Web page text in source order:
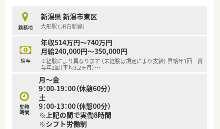
地域のニーズに合わせた薬局機能を積極的に強化し続けている
優良法人です。
【勤務実態について】
■新潟県内に100店舗以上のネットワークがある強みを活かし、
ヘルプ体制が整っているため急な休みや有給休暇も相談しやす
い環境です。
■産休や育休の取得実績が100％であることに加え、復帰後には
3歳まで利用可能な育児短時間勤務制度があり子育てとの両立を
支援します。
■特定の店舗への業務偏重を防ぐ人員配置を心掛けており、薬剤
師や調剤事務が手厚く配置されているため業務にしっかり向き
合えます。
勤務地
新潟県 新潟市東区
大形駅 (JR白新線)
給与
年収514万円～740万円
月給240,000円～350,000円
※経験により異なります （未経験は規定により支給） 昇給年1回 賞
与年2回（平均3.2ヶ月）…
勤務
時間
月～金
9：00-19：00（休憩60分）
土
9：00-13：00（休憩00分）
※上記の間で実働8時間
※シフト労働制